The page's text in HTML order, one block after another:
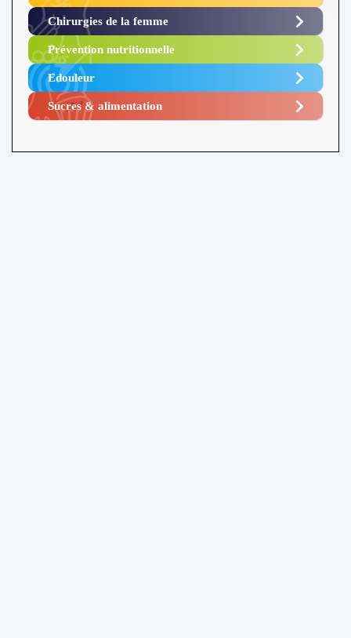
Chirurgies de la femme
Prévention nutritionnelle
Edouleur​
Sucres & alimentation​